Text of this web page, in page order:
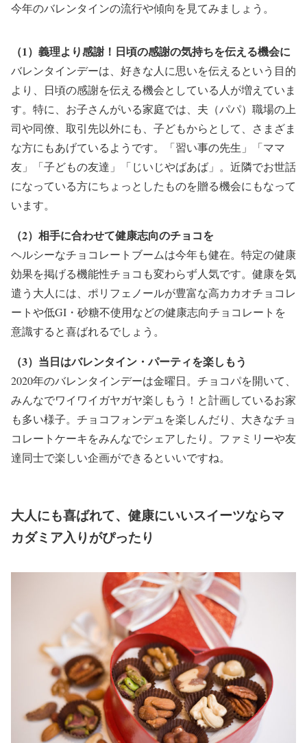
今年のバレンタインの流行や傾向を見てみましょう。
（1）義理より感謝！日頃の感謝の気持ちを伝える機会に
バレンタインデーは、好きな人に思いを伝えるという目的
より、日頃の感謝を伝える機会としている人が増えていま
す。特に、お子さんがいる家庭では、夫（パパ）職場の上
司や同僚、取引先以外にも、子どもからとして、さまざま
な方にもあげているようです。「習い事の先生」「ママ
友」「子どもの友達」「じいじやばあば」。近隣でお世話
になっている方にちょっとしたものを贈る機会にもなって
います。
（2）相手に合わせて健康志向のチョコを
ヘルシーなチョコレートブームは今年も健在。特定の健康
効果を掲げる機能性チョコも変わらず人気です。健康を気
遣う大人には、ポリフェノールが豊富な高カカオチョコレ
ートや低GI・砂糖不使用などの健康志向チョコレートを
意識すると喜ばれるでしょう。
（3）当日はバレンタイン・パーティを楽しもう
2020年のバレンタインデーは金曜日。チョコパを開いて、
みんなでワイワイガヤガヤ楽しもう！と計画しているお家
も多い様子。チョコフォンデュを楽しんだり、大きなチョ
コレートケーキをみんなでシェアしたり。ファミリーや友
達同士で楽しい企画ができるといいですね。
大人にも喜ばれて、健康にいいスイーツならマ
カダミア入りがぴったり